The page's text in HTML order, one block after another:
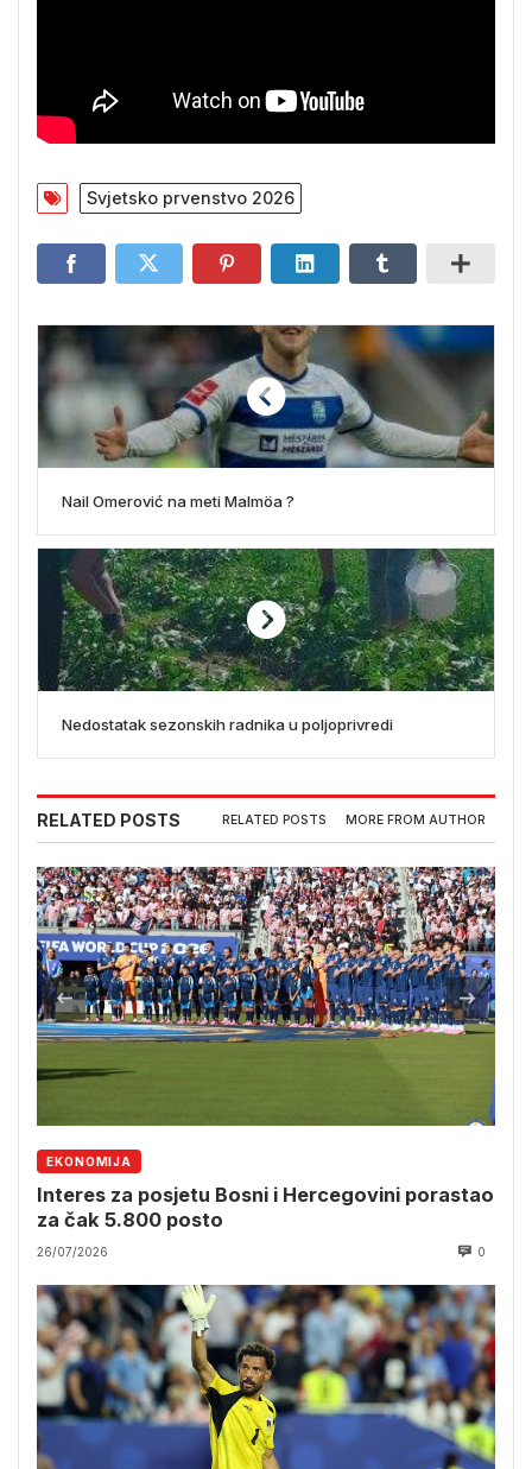
Svjetsko prvenstvo 2026
Nail Omerović na meti Malmöa ?
Nedostatak sezonskih radnika u poljoprivredi
RELATED POSTS RELATED POSTS MORE FROM AUTHOR
EKONOMIJA
Interes za posjetu Bosni i Hercegovini porastao
za čak 5.800 posto
26/07/2026 0